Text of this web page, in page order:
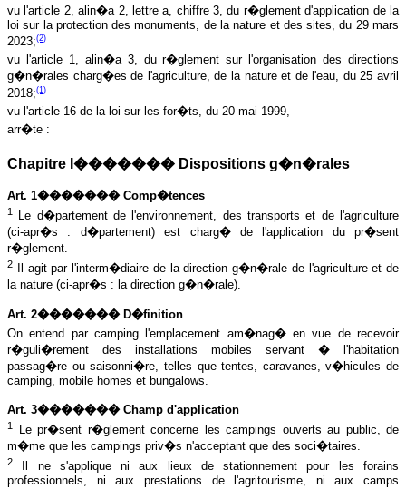
vu l'article 2, alin�a 2, lettre a, chiffre 3, du r�glement d'application de la
loi sur la protection des monuments, de la nature et des sites, du 29 mars
2023;(2)
vu l'article 1, alin�a 3, du r�glement sur l'organisation des directions
g�n�rales charg�es de l'agriculture, de la nature et de l'eau, du 25 avril
2018;(1)
vu l'article 16 de la loi sur les for�ts, du 20 mai 1999,
arr�te :
Chapitre I������� Dispositions g�n�rales
Art. 1������� Comp�tences
1
Le d�partement de l'environnement, des transports et de l'agriculture
(ci‑apr�s : d�partement) est charg� de l'application du pr�sent
r�glement.
2
Il agit par l'interm�diaire de la direction g�n�rale de l'agriculture et de
la nature (ci-apr�s : la direction g�n�rale).
Art. 2������� D�finition
On entend par camping l'emplacement am�nag� en vue de recevoir
r�guli�rement des installations mobiles servant � l'habitation
passag�re ou saisonni�re, telles que tentes, caravanes, v�hicules de
camping, mobile homes et bungalows.
Art. 3������� Champ d'application
1
Le pr�sent r�glement concerne les campings ouverts au public, de
m�me que les campings priv�s n'acceptant que des soci�taires.
2
Il ne s'applique ni aux lieux de stationnement pour les forains
professionnels, ni aux prestations de l'agritourisme, ni aux camps